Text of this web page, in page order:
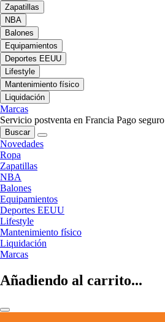
Zapatillas
NBA
Balones
Equipamientos
Deportes EEUU
Lifestyle
Mantenimiento físico
Liquidación
Marcas
Servicio postventa en Francia Pago seguro
Buscar
Novedades
Ropa
Zapatillas
NBA
Balones
Equipamientos
Deportes EEUU
Lifestyle
Mantenimiento físico
Liquidación
Marcas
Añadiendo al carrito...